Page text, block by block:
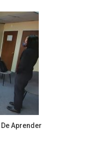
De Aprender